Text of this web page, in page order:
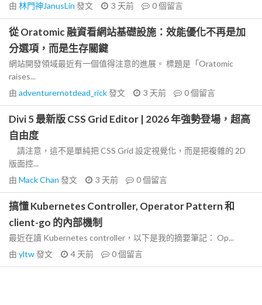
由 林門神JanusLin 發文 3 天前 0個留言
從 Oratomic 融資看網站基礎設施：效能優化不再是加
分選項，而是生存關鍵
網站開發領域最近有一個值得注意的進展。 標題是「Oratomic
raises...
由 adventurernotdead_rick發文 3 天前 0個留言
Divi 5 最新版 CSS Grid Editor | 2026 年強勢登場，超高
自由度
請注意，這不是單純把 CSS Grid 設定視覺化，而是把複雜的 2D
版面控...
由 Mack Chan 發文 3 天前 0個留言
搞懂 Kubernetes Controller, Operator Pattern 和
client-go 的內部機制
最近在讀 Kubernetes controller，以下是我的摘要筆記： Op...
由 yltw發文 4 天前 0個留言